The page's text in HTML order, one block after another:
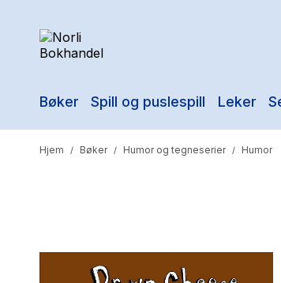
Bøker Spill og puslespill Leker
Hjem / Bøker / Humor og tegneserier / Humor